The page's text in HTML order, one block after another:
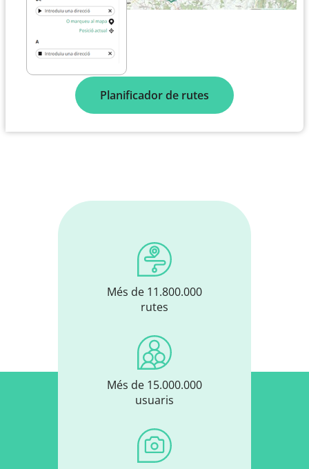
Planificador de rutes
Més de 11.800.000
rutes
Més de 15.000.000
usuaris